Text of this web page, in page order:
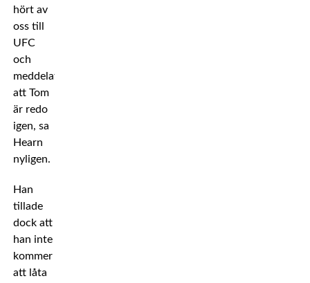
hört av
oss till
UFC
och
meddelat
att Tom
är redo
igen, sa
Hearn
nyligen.
Han
tillade
dock att
han inte
kommer
att låta